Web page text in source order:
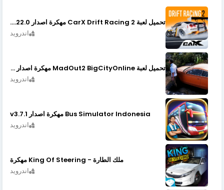
تحميل لعبة CarX Drift Racing 2 مهكرة اصدار v1.22.0
اندرويد
تحميل لعبة MadOut2 BigCityOnline مهكرة اصدار v10.48
اندرويد
Bus Simulator Indonesia مهكرة اصدار v3.7.1
اندرويد
ملك الطارة - King Of Steering مهكرة
اندرويد